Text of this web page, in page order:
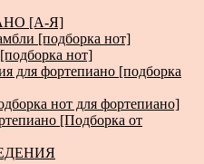
[А-Я]
[подборка нот]
нот]
для фортепиано [подборка
нот для фортепиано]
[Подборка от